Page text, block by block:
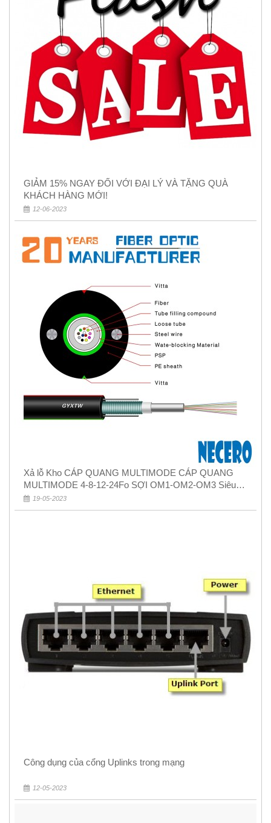
GIẢM 15% NGAY ĐỐI VỚI ĐẠI LÝ VÀ TẶNG QUÀ
KHÁCH HÀNG MỚI!
12-06-2023
Xả lỗ Kho CÁP QUANG MULTIMODE CÁP QUANG
MULTIMODE 4-8-12-24Fo SỢI OM1-OM2-OM3 Siêu
Rẻ 5k
19-05-2023
Công dụng của cổng Uplinks trong mạng
12-05-2023